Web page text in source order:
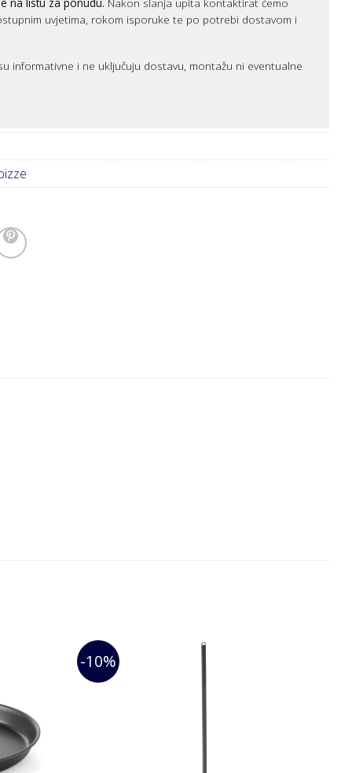
uvjetima, rokom isporuke te po potrebi dostavom i
informativne i ne uključuju dostavu, montažu ni eventualne
-10%